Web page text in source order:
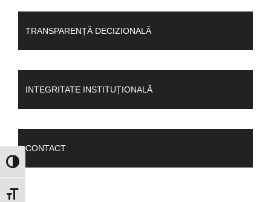
GLISOR NIVEL CONTRAST
GLISOR MĂRIME FONT
TRANSPARENȚĂ DECIZIONALĂ
INTEGRITATE INSTITUȚIONALĂ
CONTACT